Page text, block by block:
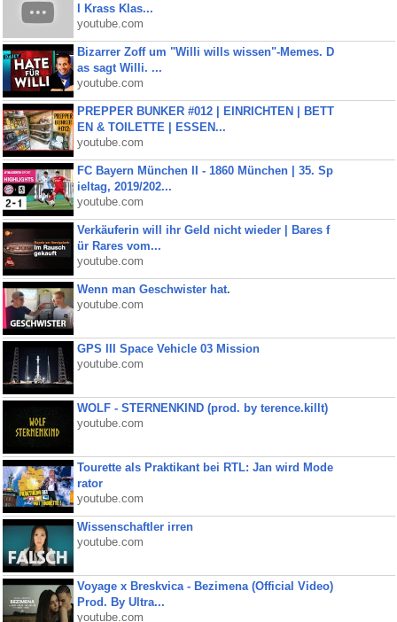
I Krass Klas...
youtube.com
Bizarrer Zoff um "Willi wills wissen"-Memes. D
as sagt Willi. ...
youtube.com
PREPPER BUNKER #012 | EINRICHTEN | BETT
EN & TOILETTE | ESSEN...
youtube.com
FC Bayern München II - 1860 München | 35. Sp
ieltag, 2019/202...
youtube.com
Verkäuferin will ihr Geld nicht wieder | Bares f
ür Rares vom...
youtube.com
Wenn man Geschwister hat.
youtube.com
GPS III Space Vehicle 03 Mission
youtube.com
WOLF - STERNENKIND (prod. by terence.killt)
youtube.com
Tourette als Praktikant bei RTL: Jan wird Mode
rator
youtube.com
Wissenschaftler irren
youtube.com
Voyage x Breskvica - Bezimena (Official Video)
Prod. By Ultra...
youtube.com